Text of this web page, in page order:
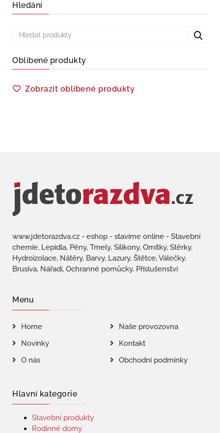
Hledání
Oblíbené produkty
Zobrazit oblíbené produkty
www.jdetorazdva.cz - eshop - stavíme online - Stavební
chemie, Lepidla, Pěny, Tmely, Silikony, Omítky, Stěrky,
Hydroizolace, Nátěry, Barvy, Lazury, Štětce, Válečky,
Brusiva, Nářadí, Ochranné pomůcky, Příslušenství
Menu
Home
Naše provozovna
Novinky
Kontakt
O nás
Obchodní podmínky
Hlavní kategorie
Stavební produkty
Rodinné domy